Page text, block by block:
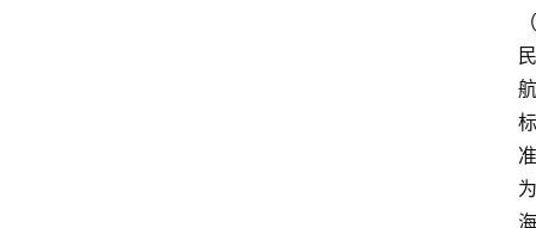
（
民
航
标
准
为
海